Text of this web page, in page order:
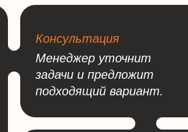
Консультация
Менеджер уточнит
задачи и предложит
подходящий вариант.